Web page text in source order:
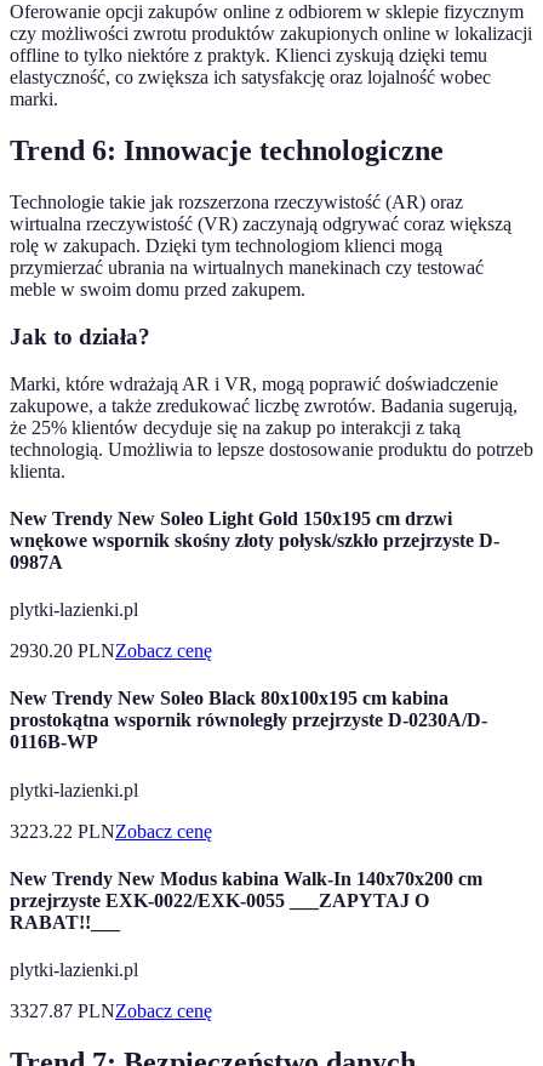
Oferowanie opcji zakupów online z odbiorem w sklepie fizycznym
czy możliwości zwrotu produktów zakupionych online w lokalizacji
offline to tylko niektóre z praktyk. Klienci zyskują dzięki temu
elastyczność, co zwiększa ich satysfakcję oraz lojalność wobec
marki.
Trend 6: Innowacje technologiczne
Technologie takie jak rozszerzona rzeczywistość (AR) oraz
wirtualna rzeczywistość (VR) zaczynają odgrywać coraz większą
rolę w zakupach. Dzięki tym technologiom klienci mogą
przymierzać ubrania na wirtualnych manekinach czy testować
meble w swoim domu przed zakupem.
Jak to działa?
Marki, które wdrażają AR i VR, mogą poprawić doświadczenie
zakupowe, a także zredukować liczbę zwrotów. Badania sugerują,
że 25% klientów decyduje się na zakup po interakcji z taką
technologią. Umożliwia to lepsze dostosowanie produktu do potrzeb
klienta.
New Trendy New Soleo Light Gold 150x195 cm drzwi
wnękowe wspornik skośny złoty połysk/szkło przejrzyste D-
0987A
plytki-lazienki.pl
2930.20 PLNZobacz cenę
New Trendy New Soleo Black 80x100x195 cm kabina
prostokątna wspornik równoległy przejrzyste D-0230A/D-
0116B-WP
plytki-lazienki.pl
3223.22 PLNZobacz cenę
New Trendy New Modus kabina Walk-In 140x70x200 cm
przejrzyste EXK-0022/EXK-0055 ___ZAPYTAJ O
RABAT!!___
plytki-lazienki.pl
3327.87 PLNZobacz cenę